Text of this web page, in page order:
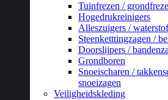
Tuinfrezen /
Hogedrukreinigers
Alleszuigers /
Steenketttingzagen /
Doorslijpers /
Grondboren
Snoeischaren /
snoeizagen
Veiligheidskleding